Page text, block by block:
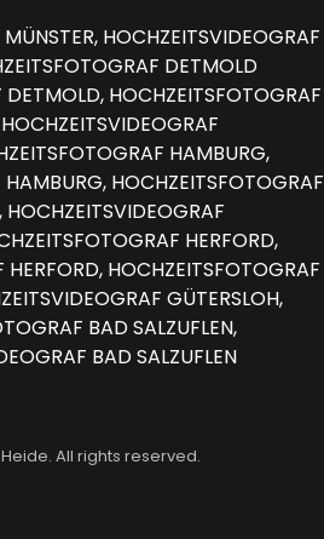
HOCHZEITSVIDEOGRAF
DETMOLD
DETMOLD, HOCHZEITSFOTOGRAF
HAMBURG,
HOCHZEITSFOTOGRAF
HOCHZEITSVIDEOGRAF
HERFORD,
HERFORD, HOCHZEITSFOTOGRAF
GÜTERSLOH,
BAD SALZUFLEN,
BAD SALZUFLEN
All rights reserved.